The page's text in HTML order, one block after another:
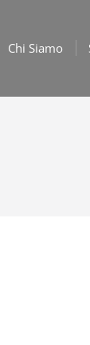
Chi Siamo